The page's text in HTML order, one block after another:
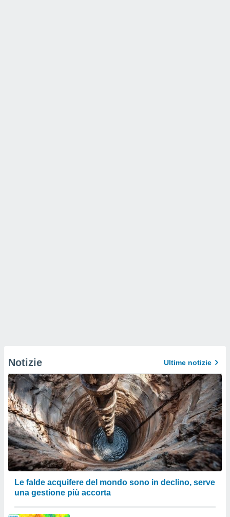
Notizie Ultime notizie
Le falde acquifere del mondo sono in declino, serve
una gestione più accorta